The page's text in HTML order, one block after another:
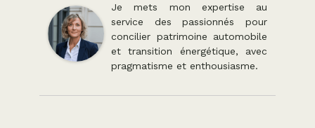
Je mets mon expertise au
service des passionnés pour
concilier patrimoine automobile
et transition énergétique, avec
pragmatisme et enthousiasme.